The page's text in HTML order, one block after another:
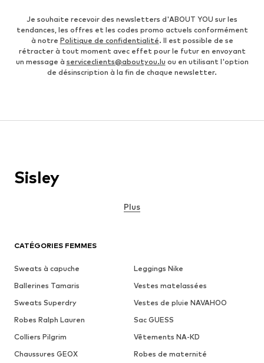
Je souhaite recevoir des newsletters d'ABOUT YOU sur les
tendances, les offres et les codes promo actuels conformément
à notre Politique de confidentialité. Il est possible de se
rétracter à tout moment avec effet pour le futur en envoyant
un message à serviceclients@aboutyou.lu ou en utilisant l'option
de désinscription à la fin de chaque newsletter.
CATÉGORIES FEMMES
Sweats à capuche
Leggings Nike
Ballerines Tamaris
Vestes matelassées
Sweats Superdry
Vestes de pluie NAVAHOO
Robes Ralph Lauren
Sac GUESS
Colliers Pilgrim
Vêtements NA-KD
Chaussures GEOX
Robes de maternité
Sisley
Plus